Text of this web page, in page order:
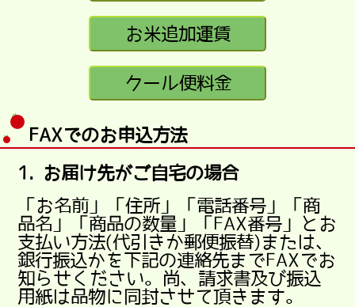
FAXでのお申込方法
1. お届け先がご自宅の場合
「お名前」「住所」「電話番号」「商
品名」「商品の数量」「FAX番号」とお
支払い方法(代引きか郵便振替)または、
銀行振込かを下記の連絡先までFAXでお
知らせください。尚、請求書及び振込
用紙は品物に同封させて頂きます。